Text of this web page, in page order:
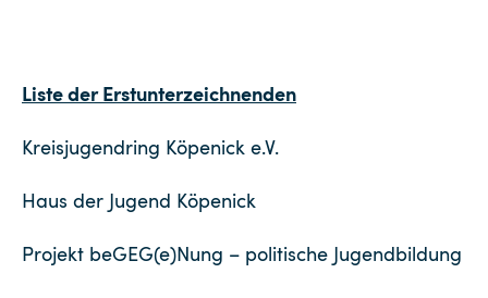
Liste der Erstunterzeichnenden
Kreisjugendring Köpenick e.V.
Haus der Jugend Köpenick
Projekt beGEG(e)Nung – politische Jugendbildung